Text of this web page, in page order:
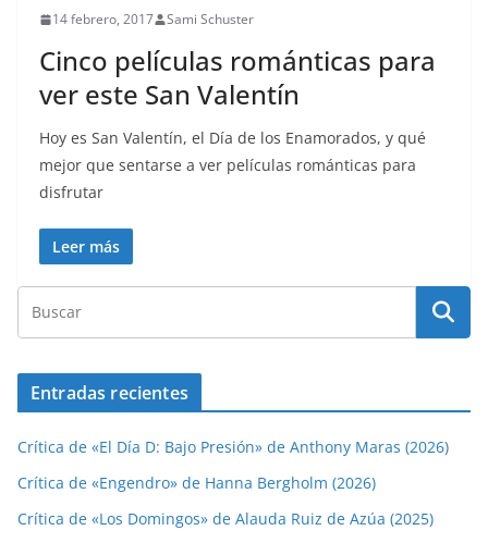
14 febrero, 2017 Sami Schuster
Cinco películas románticas para
ver este San Valentín
Hoy es San Valentín, el Día de los Enamorados, y qué
mejor que sentarse a ver películas románticas para
disfrutar
Leer más
Entradas recientes
Crítica de «El Día D: Bajo Presión» de Anthony Maras (2026)
Crítica de «Engendro» de Hanna Bergholm (2026)
Crítica de «Los Domingos» de Alauda Ruiz de Azúa (2025)